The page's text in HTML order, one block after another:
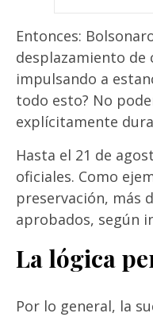
Entonces:
desplazamiento de
impulsando a
todo esto? No
explícitamente
Hasta el 21 de
oficiales. Como
preservación, más
aprobados, según
La lógica
Por lo general, la